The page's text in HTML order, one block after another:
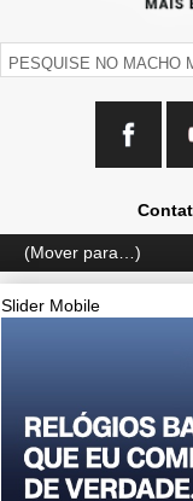
Slider Mobile